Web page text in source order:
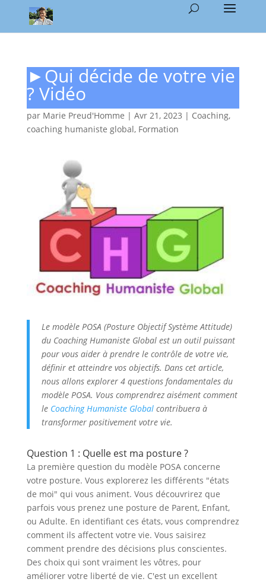
►Qui décide de votre vie
? Vidéo
par Marie Preud'Homme | Avr 21, 2023 | Coaching,
coaching humaniste global, Formation
Le modèle POSA (Posture Objectif Système Attitude)
du Coaching Humaniste Global est un outil puissant
pour vous aider à prendre le contrôle de votre vie,
définir et atteindre vos objectifs. Dans cet article,
nous allons explorer 4 questions fondamentales du
modèle POSA. Vous comprendrez aisément comment
le Coaching Humaniste Globalcontribuera à
transformer positivement votre vie.
Question 1 : Quelle est ma posture ?
La première question du modèle POSA concerne
votre posture. Vous explorerez les différents "états
de moi" qui vous animent. Vous découvrirez que
parfois vous prenez une posture de Parent, Enfant,
ou Adulte. En identifiant ces états, vous comprendrez
comment ils affectent votre vie. Vous saisirez
comment prendre des décisions plus conscientes.
Des choix qui sont vraiment les vôtres, pour
améliorer votre liberté de vie. C'est un excellent